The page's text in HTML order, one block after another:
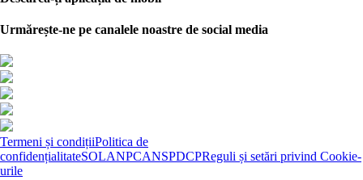
Urmărește-ne pe canalele noastre de social media
Termeni și condițiiPolitica de
confidențialitateSOLANPCANSPDCPReguli și setări privind Cookie-
urile